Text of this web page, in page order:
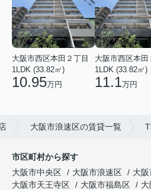
大阪市西区本田２丁目
1LDK (33.82㎡)
10.95万円
大阪市西区本田
1LDK (33.82㎡)
11.1万円
大阪市浪速区の賃貸一覧
市区町村から探す
大阪市中央区
大阪市浪速区 大
大阪市天王寺区
大阪市福島区